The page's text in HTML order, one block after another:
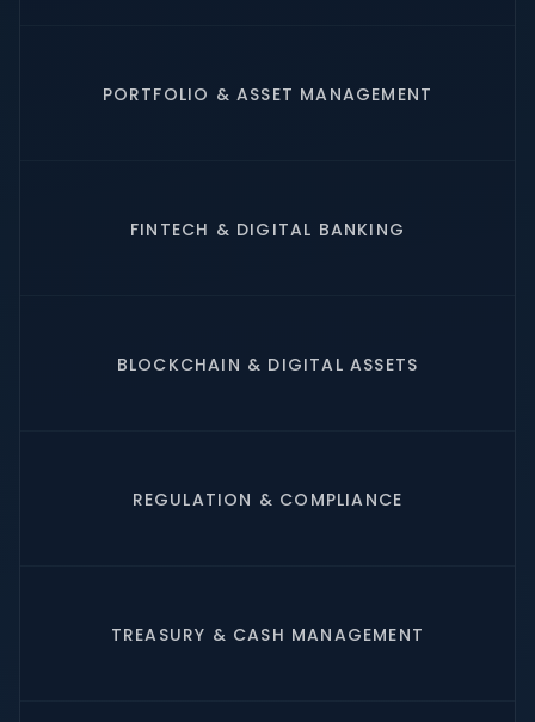
PORTFOLIO & ASSET MANAGEMENT
FINTECH & DIGITAL BANKING
BLOCKCHAIN & DIGITAL ASSETS
REGULATION & COMPLIANCE
TREASURY & CASH MANAGEMENT